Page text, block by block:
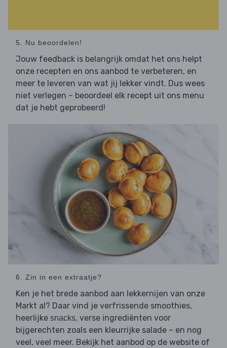
5. Nu beoordelen!
Jouw feedback is belangrijk omdat het ons helpt
onze recepten en ons aanbod te verbeteren, en
meer te leveren van wat jij lekker vindt. Dus wees
niet verlegen – beoordeel elk recept uit ons menu
dat je hebt geprobeerd!
6. Zin in een extraatje?
Ken je het brede aanbod aan lekkernijen van onze
Markt al? Daar vind je verfrissende smoothies,
heerlijke snacks, verse ingrediënten voor
bijgerechten zoals een kleurrijke salade – en nog
veel, veel meer. Bekijk het aanbod op de website of